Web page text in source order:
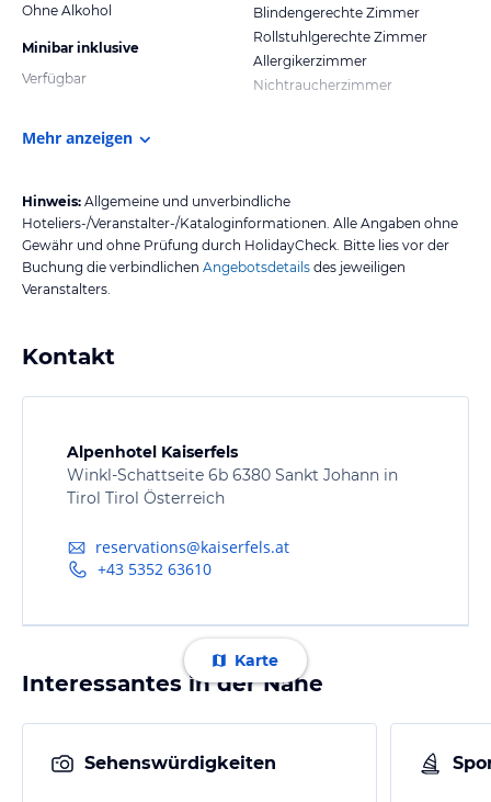
Ohne Alkohol
Minibar inklusive
Verfügbar
Blindengerechte Zimmer
Rollstuhlgerechte Zimmer
Allergikerzimmer
Nichtraucherzimmer
Mehr anzeigen
Hinweis: Allgemeine und unverbindliche
Hoteliers-/Veranstalter-/Kataloginformationen. Alle Angaben ohne
Gewähr und ohne Prüfung durch HolidayCheck. Bitte lies vor der
Buchung die verbindlichen Angebotsdetails des jeweiligen
Veranstalters.
Kontakt
Alpenhotel Kaiserfels
Winkl-Schattseite 6b 6380 Sankt Johann in
Tirol Tirol Österreich
reservations@kaiserfels.at
+43 5352 63610
Karte
Interessantes in der Nähe
Sehenswürdigkeiten